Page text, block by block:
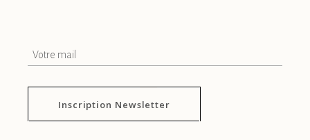
Inscription Newsletter